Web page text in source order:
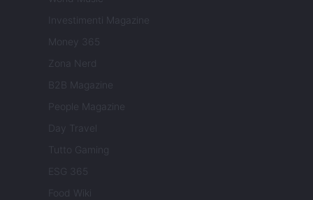
Investimenti Magazine
Money 365
Zona Nerd
B2B Magazine
People Magazine
Day Travel
Tutto Gaming
ESG 365
Food Wiki